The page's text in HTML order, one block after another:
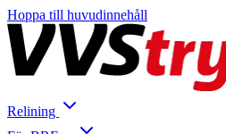
Hoppa till huvudinnehåll
Relining